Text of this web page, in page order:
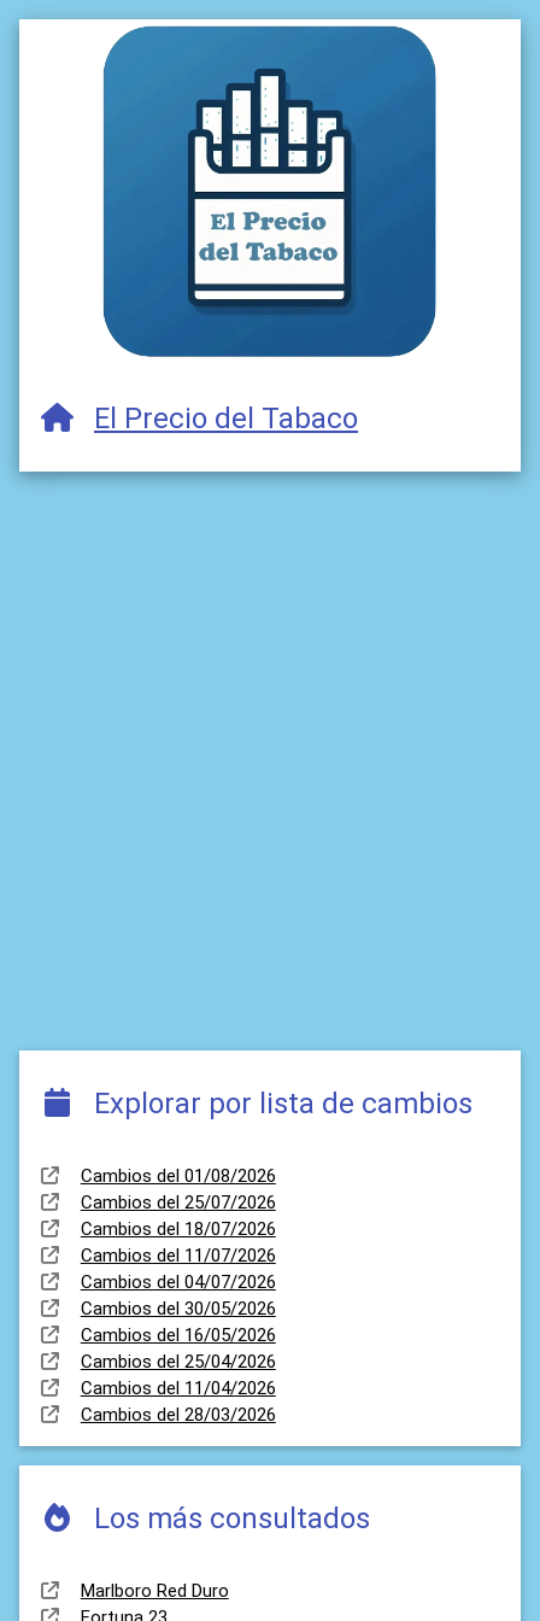
El Precio del Tabaco
Explorar por lista de cambios
Cambios del 01/08/2026
Cambios del 25/07/2026
Cambios del 18/07/2026
Cambios del 11/07/2026
Cambios del 04/07/2026
Cambios del 30/05/2026
Cambios del 16/05/2026
Cambios del 25/04/2026
Cambios del 11/04/2026
Cambios del 28/03/2026
Los más consultados
Marlboro Red Duro